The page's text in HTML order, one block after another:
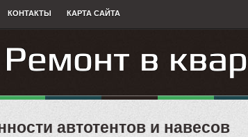
КОНТАКТЫ КАРТА САЙТА
автотентов и навесов